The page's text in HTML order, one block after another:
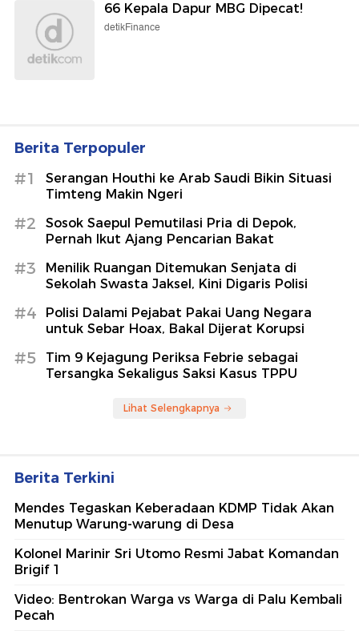
66 Kepala Dapur MBG Dipecat!
detikFinance
Berita Terpopuler
#1
Serangan Houthi ke Arab Saudi Bikin Situasi
Timteng Makin Ngeri
#2
Sosok Saepul Pemutilasi Pria di Depok,
Pernah Ikut Ajang Pencarian Bakat
#3
Menilik Ruangan Ditemukan Senjata di
Sekolah Swasta Jaksel, Kini Digaris Polisi
#4
Polisi Dalami Pejabat Pakai Uang Negara
untuk Sebar Hoax, Bakal Dijerat Korupsi
#5
Tim 9 Kejagung Periksa Febrie sebagai
Tersangka Sekaligus Saksi Kasus TPPU
Lihat Selengkapnya
Berita Terkini
Mendes Tegaskan Keberadaan KDMP Tidak Akan
Menutup Warung-warung di Desa
Kolonel Marinir Sri Utomo Resmi Jabat Komandan
Brigif 1
Video: Bentrokan Warga vs Warga di Palu Kembali
Pecah